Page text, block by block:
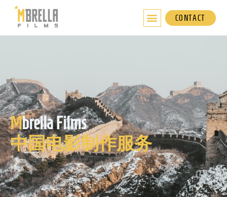
CONTACT
Mbrella Films
中国电影制作服务